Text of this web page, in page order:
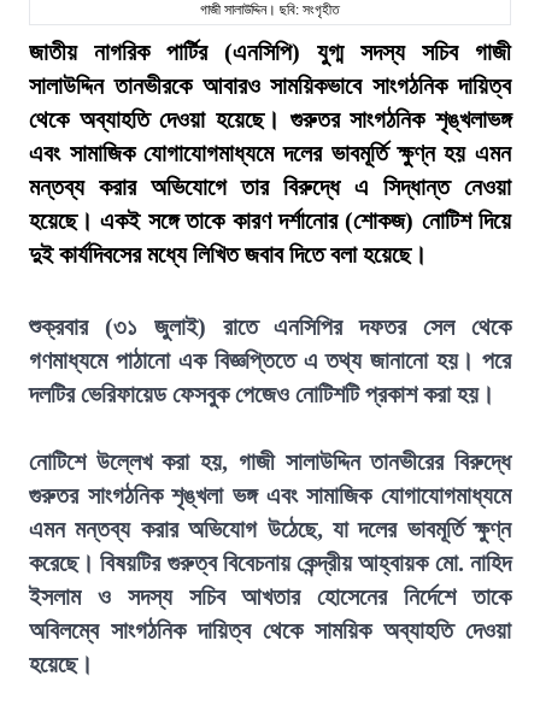
গাজী সালাউদ্দিন। ছবি: সংগৃহীত
জাতীয় নাগরিক পার্টির (এনসিপি) যুগ্ম সদস্য সচিব গাজী
সালাউদ্দিন তানভীরকে আবারও সাময়িকভাবে সাংগঠনিক দায়িত্ব
থেকে অব্যাহতি দেওয়া হয়েছে। গুরুতর সাংগঠনিক শৃঙ্খলাভঙ্গ
এবং সামাজিক যোগাযোগমাধ্যমে দলের ভাবমূর্তি ক্ষুণ্ন হয় এমন
মন্তব্য করার অভিযোগে তার বিরুদ্ধে এ সিদ্ধান্ত নেওয়া
হয়েছে। একই সঙ্গে তাকে কারণ দর্শানোর (শোকজ) নোটিশ দিয়ে
দুই কার্যদিবসের মধ্যে লিখিত জবাব দিতে বলা হয়েছে।
শুক্রবার (৩১ জুলাই) রাতে এনসিপির দফতর সেল থেকে
গণমাধ্যমে পাঠানো এক বিজ্ঞপ্তিতে এ তথ্য জানানো হয়। পরে
দলটির ভেরিফায়েড ফেসবুক পেজেও নোটিশটি প্রকাশ করা হয়।
নোটিশে উল্লেখ করা হয়, গাজী সালাউদ্দিন তানভীরের বিরুদ্ধে
গুরুতর সাংগঠনিক শৃঙ্খলা ভঙ্গ এবং সামাজিক যোগাযোগমাধ্যমে
এমন মন্তব্য করার অভিযোগ উঠেছে, যা দলের ভাবমূর্তি ক্ষুণ্ন
করেছে। বিষয়টির গুরুত্ব বিবেচনায় কেন্দ্রীয় আহ্বায়ক মো. নাহিদ
ইসলাম ও সদস্য সচিব আখতার হোসেনের নির্দেশে তাকে
অবিলম্বে সাংগঠনিক দায়িত্ব থেকে সাময়িক অব্যাহতি দেওয়া
হয়েছে।